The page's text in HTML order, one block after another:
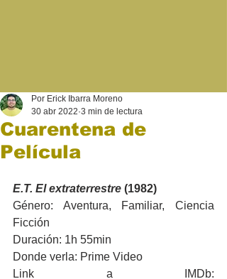
Cuarentena de
Película
Por Erick Ibarra Moreno
30 abr 2022 3 min de lectura
E.T. El extraterrestre (1982)
Género: Aventura, Familiar, Ciencia
Ficción
Duración: 1h 55min
Donde verla: Prime Video